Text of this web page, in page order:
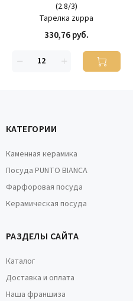
(2.8/3)
Тарелка zuppa
330,76 руб.
КАТЕГОРИИ
Каменная керамика
Посуда PUNTO BIANCA
Фарфоровая посуда
Керамическая посуда
РАЗДЕЛЫ САЙТА
Каталог
Доставка и оплата
Наша франшиза